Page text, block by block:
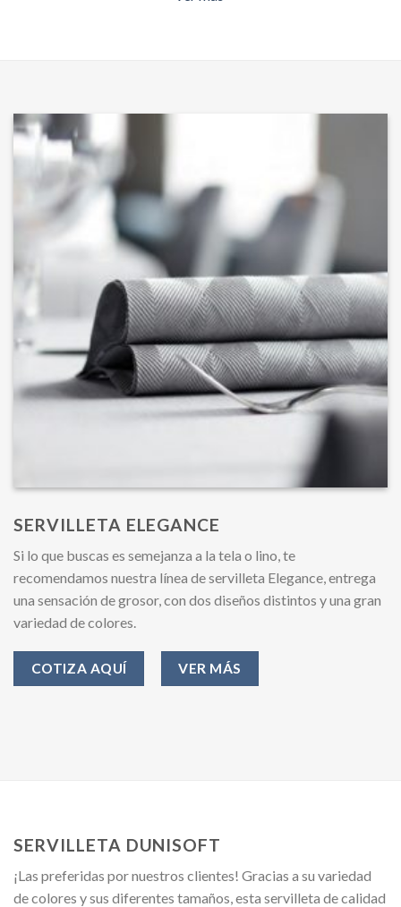
SERVILLETA ELEGANCE
Si lo que buscas es semejanza a la tela o lino, te
recomendamos nuestra línea de servilleta Elegance, entrega
una sensación de grosor, con dos diseños distintos y una gran
variedad de colores.
COTIZA AQUÍ VER MÁS
SERVILLETA DUNISOFT
¡Las preferidas por nuestros clientes! Gracias a su variedad
de colores y sus diferentes tamaños, esta servilleta de calidad